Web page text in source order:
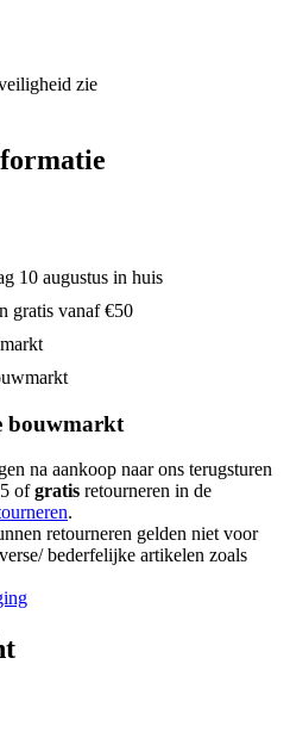
zie
10 augustus in huis
gratis vanaf €50
bouwmarkt
na aankoop naar ons terugsturen
ofgratis retourneren in de
.
retourneren gelden niet voor
bederfelijke artikelen zoals